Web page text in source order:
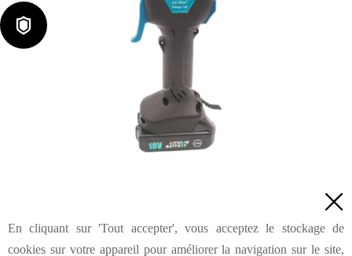
Demande de renseignements

En cliquant sur 'Tout accepter', vous acceptez le stockage de
cookies sur votre appareil pour améliorer la navigation sur le site,
